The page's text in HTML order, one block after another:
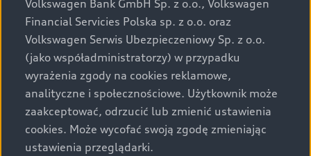
Volkswagen Bank GmbH Sp. z o.o., Volkswagen
Financial Servicies Polska sp. z o.o. oraz
Volkswagen Serwis Ubezpieczeniowy Sp. z o.o.
(jako współadministratorzy) w przypadku
wyrażenia zgody na cookies reklamowe,
analityczne i społecznościowe. Użytkownik może
zaakceptować, odrzucić lub zmienić ustawienia
cookies. Może wycofać swoją zgodę zmieniając
ustawienia przeglądarki.